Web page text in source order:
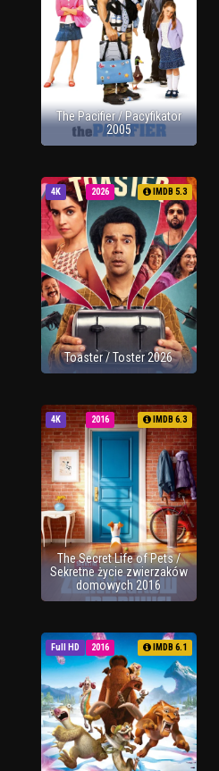
The Pacifier / Pacyfikator
2005
4K 2026 IMDB 5.3
Toaster / Toster 2026
4K 2016 IMDB 6.3
The Secret Life of Pets /
Sekretne życie zwierzaków
domowych 2016
Full HD 2016 IMDB 6.1